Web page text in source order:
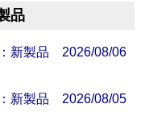
品
新製品 2026/08/06
新製品 2026/08/05